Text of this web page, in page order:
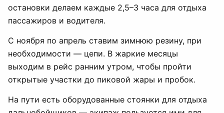
остановки делаем каждые 2,5–3 часа для отдыха
пассажиров и водителя.
С ноября по апрель ставим зимнюю резину, при
необходимости — цепи. В жаркие месяцы
выходим в рейс ранним утром, чтобы пройти
открытые участки до пиковой жары и пробок.
На пути есть оборудованные стоянки для отдыха